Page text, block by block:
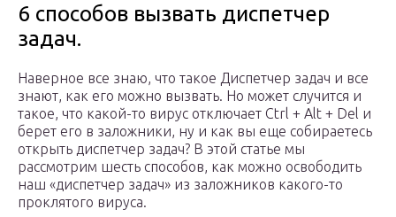
6 способов вызвать диспетчер
задач.
Наверное все знаю, что такое Диспетчер задач и все
знают, как его можно вызвать. Но может случится и
такое, что какой-то вирус отключает Ctrl + Alt + Del и
берет его в заложники, ну и как вы еще собираетесь
открыть диспетчер задач? В этой статье мы
рассмотрим шесть способов, как можно освободить
наш «диспетчер задач» из заложников какого-то
проклятого вируса.